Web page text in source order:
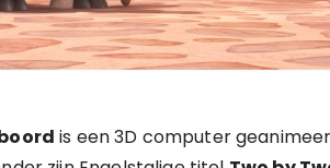
is een 3D computer